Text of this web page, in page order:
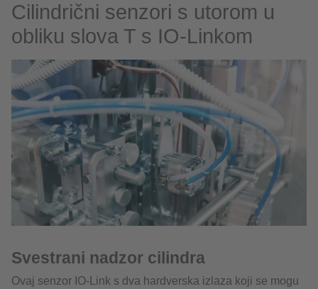
Cilindrični senzori s utorom u
obliku slova T s IO-Linkom
Svestrani nadzor cilindra
Ovaj senzor IO-Link s dva hardverska izlaza koji se mogu